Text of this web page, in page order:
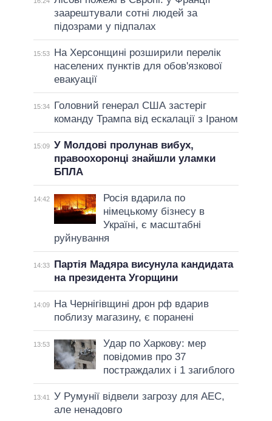
заарештували сотні людей за
підозрами у підпалах
15:53
На Херсонщині розширили перелік
населених пунктів для обов'язкової
евакуації
15:34
Головний генерал США застеріг
команду Трампа від ескалації з Іраном
15:09 У Молдові пролунав вибух,
правоохоронці знайшли уламки
БПЛА
14:42
Росія вдарила по
німецькому бізнесу в
Україні, є масштабні
руйнування
14:33
Партія Мадяра висунула кандидата
на президента Угорщини
14:09
На Чернігівщині дрон рф вдарив
поблизу магазину, є поранені
13:53
Удар по Харкову: мер
повідомив про 37
постраждалих і 1 загиблого
13:41
У Румунії відвели загрозу для АЕС,
але ненадовго